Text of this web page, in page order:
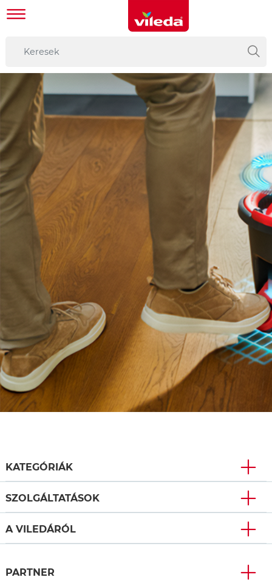
KATEGÓRIÁK
SZOLGÁLTATÁSOK
A VILEDÁRÓL
PARTNER